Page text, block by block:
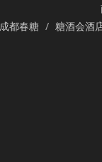
成都春糖 糖酒会酒